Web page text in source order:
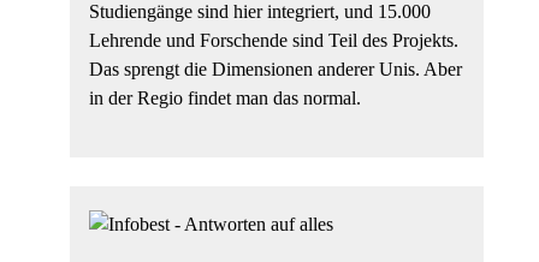
Studiengänge sind hier integriert, und 15.000
Lehrende und Forschende sind Teil des Projekts.
Das sprengt die Dimensionen anderer Unis. Aber
in der Regio findet man das normal.